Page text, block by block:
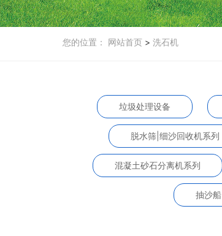
您的位置： 网站首页 > 洗石机
垃圾处理设备
脱水筛|细沙回收机系列
混凝土砂石分离机系列
抽沙船